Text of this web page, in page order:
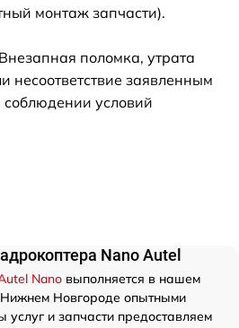
монтаж запчасти).
поломка, утрата
несоответствие заявленным
условий
Nano Autel
Nano выполняется в нашем
Новгороде опытными
и запчасти предоставляем